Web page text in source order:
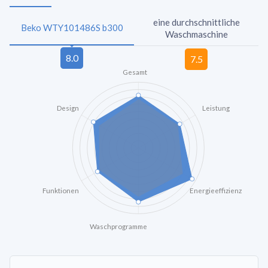
Beko WTY101486S b300
eine durchschnittliche
Waschmaschine
Gesamt
Leistung
Energieeffizienz
Waschprogramme
Funktionen
Design